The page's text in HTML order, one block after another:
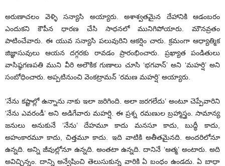
అరుణాచలం వెళ్ళి సన్యాసి అయ్యారు. అశాశ్వతమైన దేహానికి ఆడంబరం
ఎందుకని కౌపీన ధారణ చేసి సాధనలో మునిగిపోయారు. మౌనవ్రతం
పాటించేవారు. ఈ యువ సన్యాసి పలువురిని ఆకర్షిం చారు. క్రమంగా ఆధ్యాత్మిక
జిజ్ఞాసువులు ఆయన దగ్గరకు రావడం ప్రారంభించారు. ప్రఖ్యాత పండితులు
వాసిష్ఠగణపతి ముని వీరి అలౌకిక గుణాలు చూసి ‘భగవాన్‌’ అని ‘మహర్షి’ అని
సంబోధించారు. అప్పటినుంచి వెంకట్రామన్‌ ‘రమణ మహర్షి’ అయ్యారు.
‘నేను కష్టాల్లో ఉన్నాను నాకు ఇలా జరిగింది. అలా జరగలేదు’ అంటూ చెప్పేవారిని
‘నేను ఎవరండీ’ అని అడిగేవారు మహర్షి. ఈ ప్రశ్న రమణుల బ్రహ్మాస్త్రం. సామాన్య
జనులు అనుకునే ‘నేను’ దేహమూ కాదు మనసూ కాదు, బుద్ధీ కాదు,
అహంకారమూ కాదు, చిత్తమూ కాదు. ఇది వాటికి అతీతమైనది. అందరిలోనూ
ఉన్నది. అన్ని జీవుల్లోనూ ఉన్నది. అంతటా ఉన్నది. దానినే ‘ఆత్మ’ అంటారు. అది
అవిచ్ఛిన్నం. దాన్ని అన్వేషించి తెలుసుకున్న వారికి ఏ బంధం ఉండదు. ఏ బాధా